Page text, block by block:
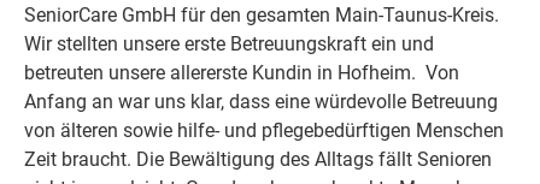
SeniorCare GmbH für den gesamten Main-Taunus-Kreis.
Wir stellten unsere erste Betreuungskraft ein und
betreuten unsere allererste Kundin in Hofheim. Von
Anfang an war uns klar, dass eine würdevolle Betreuung
von älteren sowie hilfe- und pflegebedürftigen Menschen
Zeit braucht. Die Bewältigung des Alltags fällt Senioren